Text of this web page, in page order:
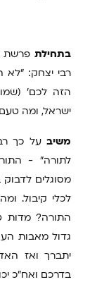
בתחילת פרשת
רבי יצחק:
הזה לכם'
ישראל, ומה
משיב על כך
לתורה" -
מסוגלים
לכלי קיבול.
התורה? מדות
גדול מאבות
יתברך ואז
בדרכם ואח"כ